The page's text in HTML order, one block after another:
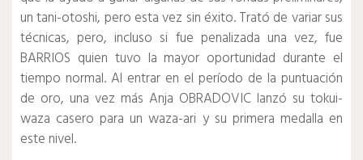
un tani-otoshi, pero esta vez sin éxito.Trató de variar sus
técnicas, pero, incluso si fue penalizada una vez, fue
BARRIOS quien tuvo la mayor oportunidad durante el
tiempo normal. Al entrar en el período de la puntuación
de oro, una vez más Anja OBRADOVIC lanzó su tokui-
waza casero para un waza-ari y su primera medalla en
este nivel.